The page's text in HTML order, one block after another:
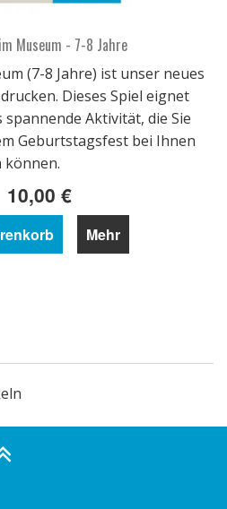
Museum - 7-8 Jahre
(7-8 Jahre) ist unser neues
Dieses Spiel eignet
Aktivität, die Sie
Geburtstagsfest bei Ihnen
können.
10,00 €
Mehr